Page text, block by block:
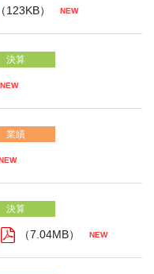
（123KB）
決算
業績
決算
（7.04MB）